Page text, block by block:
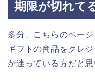
期限が切れて
多分、こちらのペー
ギフトの商品をクレ
か迷っている方だと